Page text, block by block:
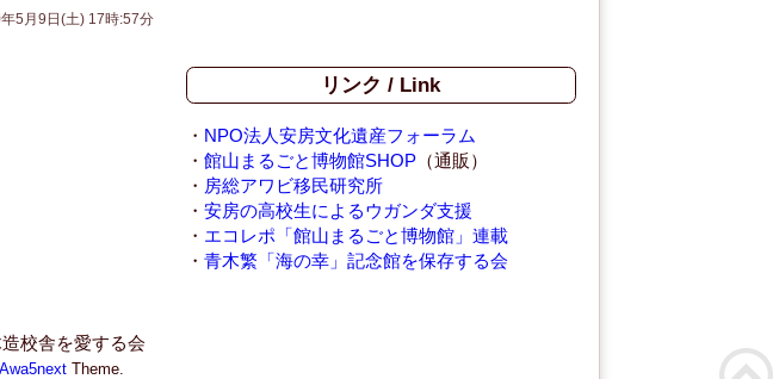
5月9日(土) 17時:57分
リンク / Link
・ NPO法人安房文化遺産フォーラム
・ 館山まるごと博物館SHOP（通販）
・ 房総アワビ移民研究所
・ 安房の高校生によるウガンダ支援
・ エコレポ「館山まるごと博物館」連載
・ 青木繁「海の幸」記念館を保存する会
校舎を愛する会
Awa5nextTheme.